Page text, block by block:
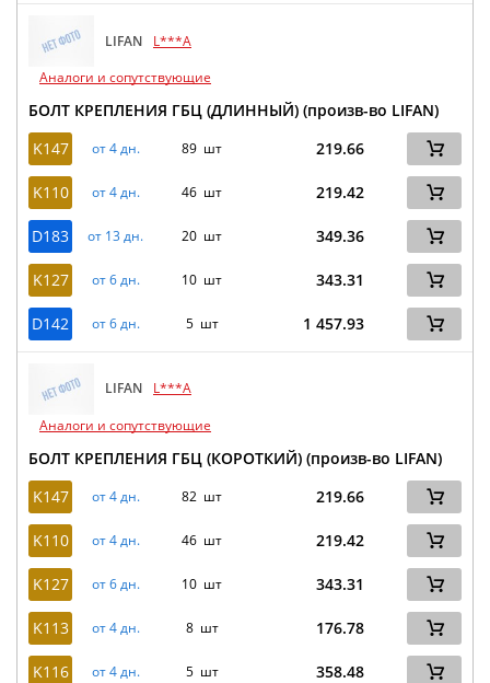
LIFAN
L***A
Аналоги и сопутствующие
БОЛТ КРЕПЛЕНИЯ ГБЦ (ДЛИННЫЙ) (произв-во LIFAN)
K147
от 4 дн. 89 шт 219.66
K110 от 4 дн. 46 шт 219.42
D183 от 13 дн. 20 шт 349.36
K127 от 6 дн. 10 шт 343.31
D142 от 6 дн. 5 шт 1 457.93
LIFAN
L***A
Аналоги и сопутствующие
БОЛТ КРЕПЛЕНИЯ ГБЦ (КОРОТКИЙ) (произв-во LIFAN)
K147
от 4 дн. 82 шт 219.66
K110 от 4 дн. 46 шт 219.42
K127 от 6 дн. 10 шт 343.31
K113 от 4 дн. 8 шт 176.78
K116 от 4 дн. 5 шт 358.48